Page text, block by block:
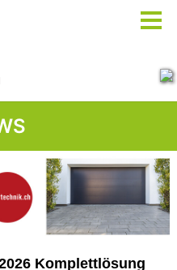
Komplettlösung